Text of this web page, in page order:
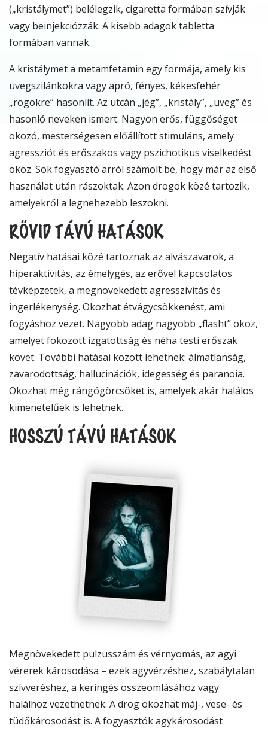
(„kristálymet”) belélegzik, cigaretta formában szívják
vagy beinjekciózzák. A kisebb adagok tabletta
formában vannak.
A kristálymet a metamfetamin egy formája, amely kis
üvegszilánkokra vagy apró, fényes, kékesfehér
„rögökre” hasonlít. Az utcán „jég”, „kristály”, „üveg” és
hasonló neveken ismert. Nagyon erős, függőséget
okozó, mesterségesen előállított stimuláns, amely
agressziót és erőszakos vagy pszichotikus viselkedést
okoz. Sok fogyasztó arról számolt be, hogy már az első
használat után rászoktak. Azon drogok közé tartozik,
amelyekről a legnehezebb leszokni.
RÖVID TÁVÚ HATÁSOK
Negatív hatásai közé tartoznak az alvászavarok, a
hiperaktivitás, az émelygés, az erővel kapcsolatos
tévképzetek, a megnövekedett agresszivitás és
ingerlékenység. Okozhat étvágycsökkenést, ami
fogyáshoz vezet. Nagyobb adag nagyobb „flasht” okoz,
amelyet fokozott izgatottság és néha testi erőszak
követ. További hatásai között lehetnek: álmatlanság,
zavarodottság, hallucinációk, idegesség és paranoia.
Okozhat még rángógörcsöket is, amelyek akár halálos
kimenetelűek is lehetnek.
HOSSZÚ TÁVÚ HATÁSOK
Megnövekedett pulzusszám és vérnyomás, az agyi
vérerek károsodása – ezek agyvérzéshez, szabálytalan
szívveréshez, a keringés összeomlásához vagy
halálhoz vezethetnek. A drog okozhat máj-, vese- és
tüdőkárosodást is. A fogyasztók agykárosodást